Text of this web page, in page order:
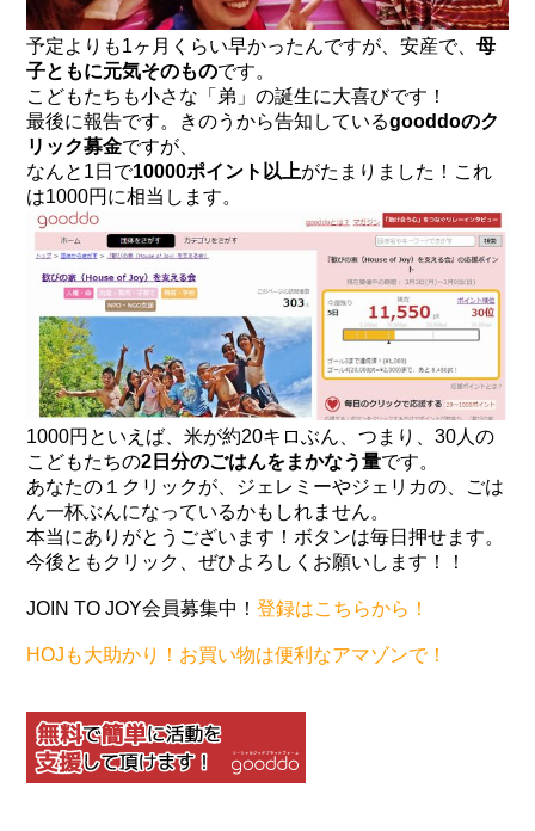
予定よりも1ヶ月くらい早かったんですが、安産で、母
子ともに元気そのものです。
こどもたちも小さな「弟」の誕生に大喜びです！
最後に報告です。きのうから告知しているgooddoのク
リック募金ですが、
なんと1日で10000ポイント以上がたまりました！これ
は1000円に相当します。
1000円といえば、米が約20キロぶん、つまり、30人の
こどもたちの2日分のごはんをまかなう量です。
あなたの１クリックが、ジェレミーやジェリカの、ごは
ん一杯ぶんになっているかもしれません。
本当にありがとうございます！ボタンは毎日押せます。
今後ともクリック、ぜひよろしくお願いします！！
JOIN TO JOY会員募集中！登録はこちらから！
HOJも大助かり！お買い物は便利なアマゾンで！